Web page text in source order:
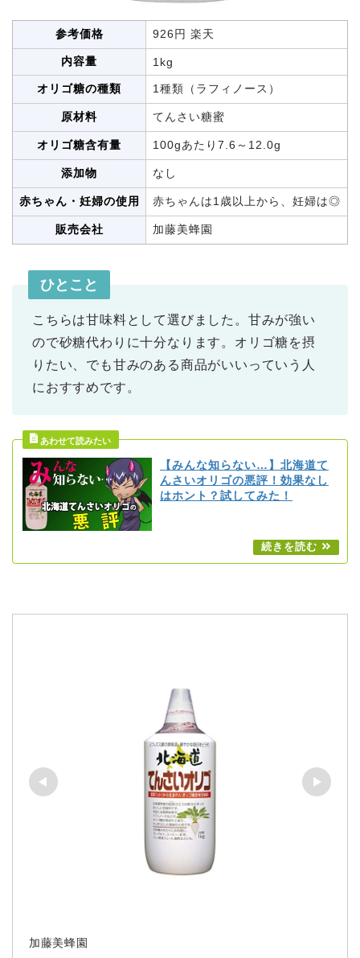
参考価格 926円 楽天
内容量 1kg
オリゴ糖の種類 1種類（ラフィノース）
原材料 てんさい糖蜜
オリゴ糖含有量 100gあたり7.6～12.0g
添加物 なし
赤ちゃん・妊婦の使用 赤ちゃんは1歳以上から、妊婦は◎
販売会社 加藤美蜂園
ひとこと
こちらは甘味料として選びました。甘みが強い
ので砂糖代わりに十分なります。オリゴ糖を摂
りたい、でも甘みのある商品がいいっていう人
におすすめです。
【みんな知らない…】北海道て
んさいオリゴの悪評！効果なし
はホント？試してみた！
加藤美蜂園